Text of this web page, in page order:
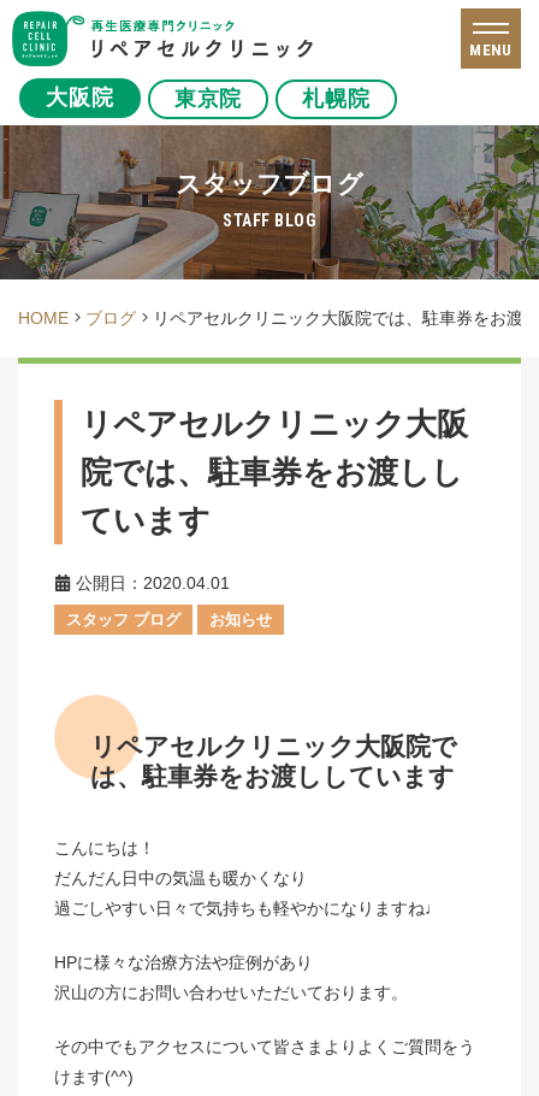
大阪院 東京院 札幌院
MENU
スタッフブログ
STAFF BLOG
HOME ブログ リペアセルクリニック大阪院では、駐車券をお渡
リペアセルクリニック大阪
院では、駐車券をお渡しし
ています
公開日：2020.04.01
スタッフ ブログ お知らせ
リペアセルクリニック大阪院で
は、駐車券をお渡ししています
こんにちは！
だんだん日中の気温も暖かくなり
過ごしやすい日々で気持ちも軽やかになりますね♩
HPに様々な治療方法や症例があり
沢山の方にお問い合わせいただいております。
その中でもアクセスについて皆さまよりよくご質問をう
けます(^^)